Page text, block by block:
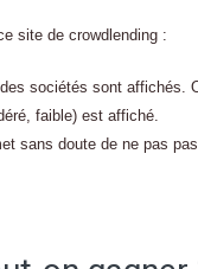
site de crowdlending :
sociétés sont affichés.
faible) est affiché.
sans doute de ne pas